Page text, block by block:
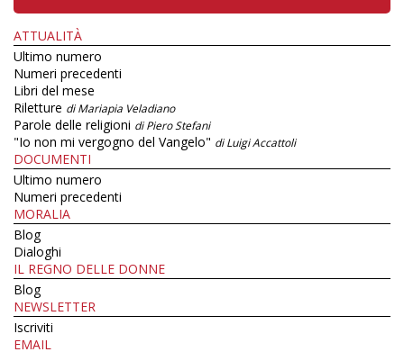
ATTUALITÀ
Ultimo numero
Numeri precedenti
Libri del mese
Riletture di Mariapia Veladiano
Parole delle religioni di Piero Stefani
"Io non mi vergogno del Vangelo" di Luigi Accattoli
DOCUMENTI
Ultimo numero
Numeri precedenti
MORALIA
Blog
Dialoghi
IL REGNO DELLE DONNE
Blog
NEWSLETTER
Iscriviti
EMAIL